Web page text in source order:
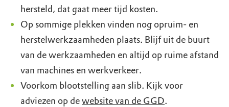
hersteld, dat gaat meer tijd kosten.
Op sommige plekken vinden nog opruim- en
herstelwerkzaamheden plaats. Blijf uit de buurt
van de werkzaamheden en altijd op ruime afstand
van machines en werkverkeer.
Voorkom blootstelling aan slib. Kijk voor
adviezen op dewebsite van de GGD.